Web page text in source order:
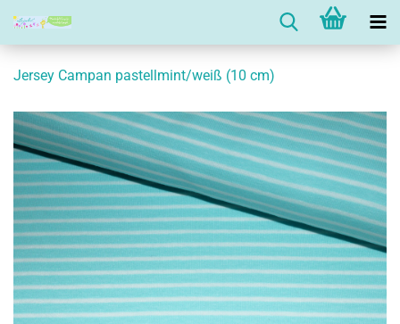
Jersey Campan pastellmint/weiß (10 cm)